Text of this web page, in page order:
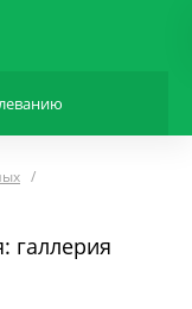
галлерия